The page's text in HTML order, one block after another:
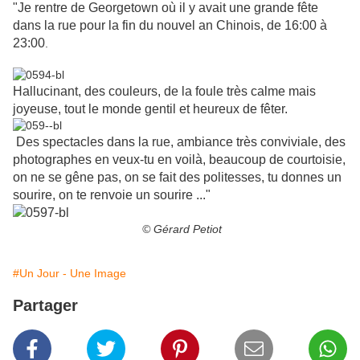
"Je rentre de Georgetown où il y avait une grande fête
dans la rue pour la fin du nouvel an Chinois, de 16:00 à
23:00
Hallucinant, des couleurs, de la foule très calme mais
joyeuse, tout le monde gentil et heureux de fêter.
Des spectacles dans la rue, ambiance très conviviale, des
photographes en veux-tu en voilà, beaucoup de courtoisie,
on ne se gêne pas, on se fait des politesses, tu donnes un
sourire, on te renvoie un sourire ..."
© Gérard Petiot
#Un Jour - Une Image
Partager